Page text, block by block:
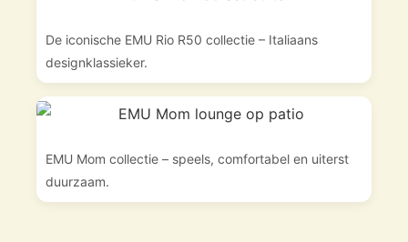
De iconische EMU Rio R50 collectie – Italiaans
designklassieker.
EMU Mom collectie – speels, comfortabel en uiterst
duurzaam.